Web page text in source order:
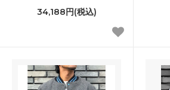
34,188円(税込)